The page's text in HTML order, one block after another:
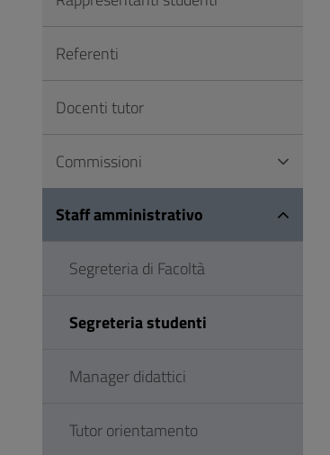
FooterReferenti
Docenti tutor
Commissioni
Staff amministrativo
Segreteria di Facoltà
Segreteria studenti
Manager didattici
Tutor orientamento